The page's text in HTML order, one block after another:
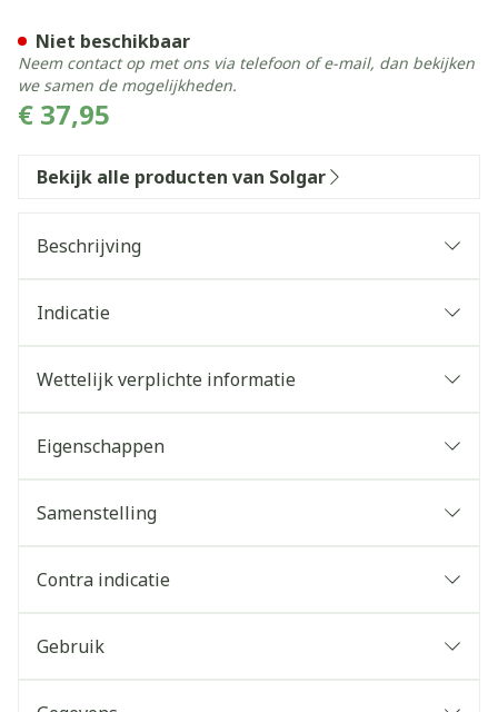
€ 37,95
Niet beschikbaar
Neem contact op met ons via telefoon of e-mail, dan bekijken
we samen de mogelijkheden.
Bekijk alle producten van Solgar
Beschrijving
Indicatie
Wettelijk verplichte informatie
Eigenschappen
Samenstelling
Contra indicatie
Gebruik